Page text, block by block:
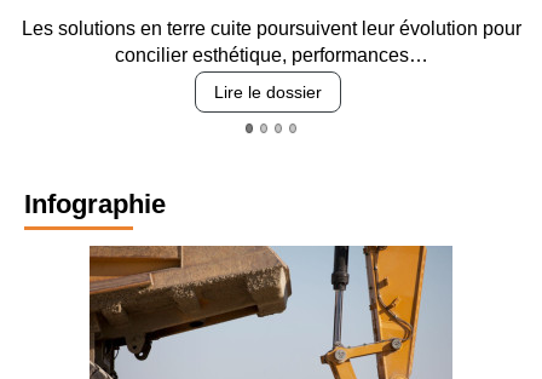
poursuivent leur évolution pour
performances…
Entre circulation,
Infographie